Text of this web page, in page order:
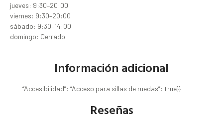
jueves: 9:30–20:00
viernes: 9:30–20:00
sábado: 9:30–14:00
domingo: Cerrado
Información adicional
“Accesibilidad”: “Acceso para sillas de ruedas”: true}}
Reseñas